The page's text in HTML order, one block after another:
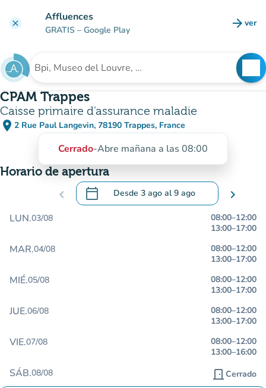
clear Affluences
GRATIS – Google Play arrow_forward ver
Buscar un establecimiento
CPAM Trappes
Caisse primaire d'assurance maladie
place 2 Rue Paul Langevin, 78190 Trappes, France
(abrir en Google Maps)
(nueva pestaña)
Cerrado-Abre mañana a las 08:00
Horario de apertura
chevron_left calendar_today Desde 3 ago al9 ago
.Abra el calendario para cambiar las
chevron_right
LUN.03/08 08:00–12:00
13:00–17:00
MAR.04/08 08:00–12:00
13:00–17:00
MIÉ.05/08 08:00–12:00
13:00–17:00
JUE.06/08 08:00–12:00
13:00–17:00
VIE.07/08 08:00–12:00
13:00–16:00
SÁB.08/08 door_front Cerrado